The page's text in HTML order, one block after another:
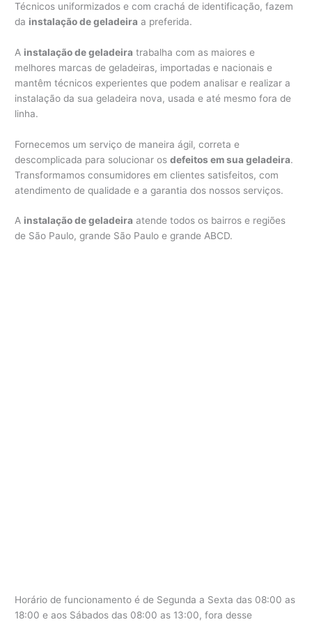
Técnicos uniformizados e com crachá de identificação, fazem
da instalação de geladeira a preferida.
A instalação de geladeira trabalha com as maiores e
melhores marcas de geladeiras, importadas e nacionais e
mantêm técnicos experientes que podem analisar e realizar a
instalação da sua geladeira nova, usada e até mesmo fora de
linha.
Fornecemos um serviço de maneira ágil, correta e
descomplicada para solucionar osdefeitos em sua geladeira.
Transformamos consumidores em clientes satisfeitos, com
atendimento de qualidade e a garantia dos nossos serviços.
A instalação de geladeira atende todos os bairros e regiões
de São Paulo, grande São Paulo e grande ABCD.
Horário de funcionamento é de Segunda a Sexta das 08:00 as
18:00 e aos Sábados das 08:00 as 13:00, fora desse